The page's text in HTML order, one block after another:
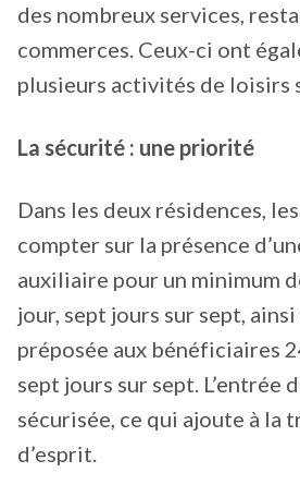
des nombreux services,
commerces. Ceux-ci ont
plusieurs activités de loisirs
La sécurité : une priorité
Dans les deux résidences,
compter sur la présence
auxiliaire pour un minimum
jour, sept jours sur sept, ainsi
préposée aux bénéficiaires
sept jours sur sept. L’entrée
sécurisée, ce qui ajoute à la
d’esprit.